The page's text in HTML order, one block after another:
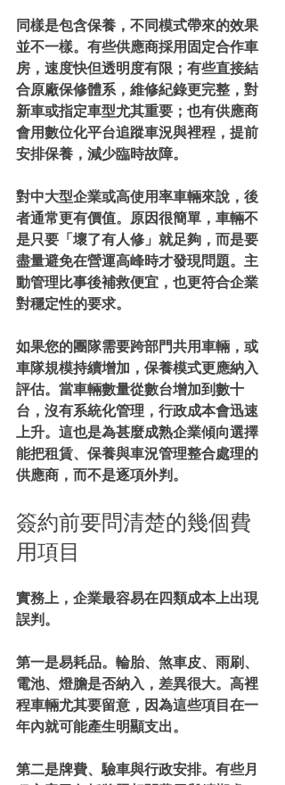
同樣是包含保養，不同模式帶來的效果
並不一樣。有些供應商採用固定合作車
房，速度快但透明度有限；有些直接結
合原廠保修體系，維修紀錄更完整，對
新車或指定車型尤其重要；也有供應商
會用數位化平台追蹤車況與裡程，提前
安排保養，減少臨時故障。
對中大型企業或高使用率車輛來說，後
者通常更有價值。原因很簡單，車輛不
是只要「壞了有人修」就足夠，而是要
盡量避免在營運高峰時才發現問題。主
動管理比事後補救便宜，也更符合企業
對穩定性的要求。
如果您的團隊需要跨部門共用車輛，或
車隊規模持續增加，保養模式更應納入
評估。當車輛數量從數台增加到數十
台，沒有系統化管理，行政成本會迅速
上升。這也是為甚麼成熟企業傾向選擇
能把租賃、保養與車況管理整合處理的
供應商，而不是逐項外判。
簽約前要問清楚的幾個費
用項目
實務上，企業最容易在四類成本上出現
誤判。
第一是易耗品。輪胎、煞車皮、雨刷、
電池、燈膽是否納入，差異很大。高裡
程車輛尤其要留意，因為這些項目在一
年內就可能產生明顯支出。
第二是牌費、驗車與行政安排。有些月